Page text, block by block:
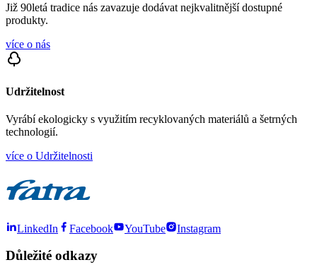
Již 90letá tradice nás zavazuje dodávat nejkvalitnější dostupné
produkty.
více o nás
Udržitelnost
Vyrábí ekologicky s využitím recyklovaných materiálů a šetrných
technologií.
více o Udržitelnosti
LinkedIn Facebook YouTube Instagram
Důležité odkazy